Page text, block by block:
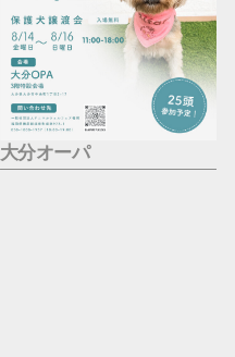
大分オーパ